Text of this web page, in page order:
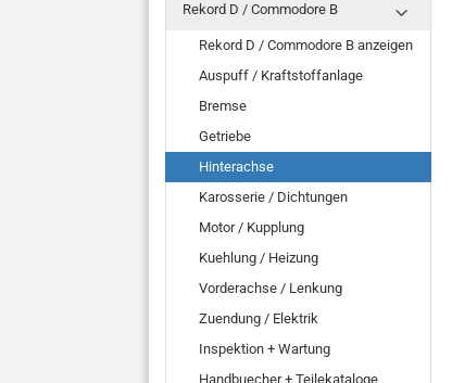
Rekord D / Commodore B
Rekord D / Commodore B anzeigen
Auspuff / Kraftstoffanlage
Bremse
Getriebe
Hinterachse
Karosserie / Dichtungen
Motor / Kupplung
Kuehlung / Heizung
Vorderachse / Lenkung
Zuendung / Elektrik
Inspektion + Wartung
Handbuecher + Teilekataloge